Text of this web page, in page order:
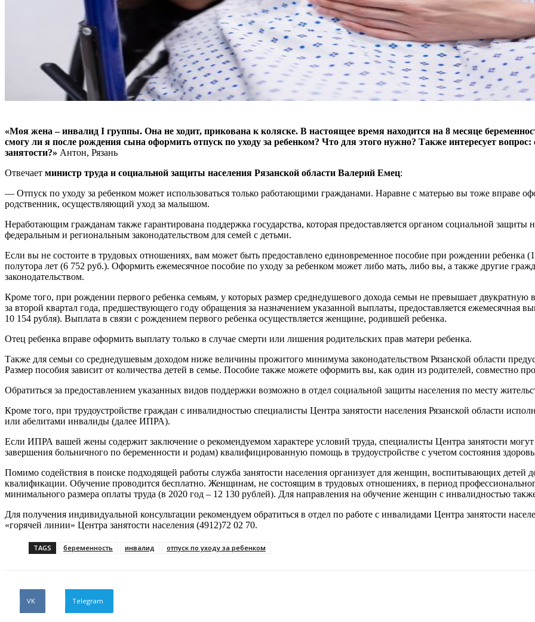
«Моя жена – инвалид I группы. Она не ходит, прикована к коляске. В настоящее время находится на 8 месяце
смогу ли я после рождения сына оформить отпуск по уходу за ребенком? Что для этого нужно? Также интересует
занятости?» Антон, Рязань
Отвечает министр труда и социальной защиты населения Рязанской области Валерий Емец:
— Отпуск по уходу за ребенком может использоваться только работающими гражданами. Наравне с матерью вы тоже вправе
родственник, осуществляющий уход за малышом.
Неработающим гражданам также гарантирована поддержка государства, которая предоставляется органом социальной
федеральным и региональным законодательством для семей с детьми.
Если вы не состоите в трудовых отношениях, вам может быть предоставлено единовременное пособие при рождении ребенка
полутора лет (6 752 руб.). Оформить ежемесячное пособие по уходу за ребенком может либо мать, либо вы, а также другие
законодательством.
Кроме того, при рождении первого ребенка семьям, у которых размер среднедушевого дохода семьи не превышает
за второй квартал года, предшествующего году обращения за назначением указанной выплаты, предоставляется ежемесячная
10 154 рубля). Выплата в связи с рождением первого ребенка осуществляется женщине, родившей ребенка.
Отец ребенка вправе оформить выплату только в случае смерти или лишения родительских прав матери ребенка.
Также для семьи со среднедушевым доходом ниже величины прожитого минимума законодательством Рязанской области
Размер пособия зависит от количества детей в семье. Пособие также можете оформить вы, как один из родителей, совместно
Обратиться за предоставлением указанных видов поддержки возможно в отдел социальной защиты населения по месту
Кроме того, при трудоустройстве граждан с инвалидностью специалисты Центра занятости населения Рязанской области
или абелитами инвалиды (далее ИПРА).
Если ИПРА вашей жены содержит заключение о рекомендуемом характере условий труда, специалисты Центра занятости могут
завершения больничного по беременности и родам) квалифицированную помощь в трудоустройстве с учетом состояния
Помимо содействия в поиске подходящей работы служба занятости населения организует для женщин, воспитывающих детей
квалификации. Обучение проводится бесплатно. Женщинам, не состоящим в трудовых отношениях, в период
минимального размера оплаты труда (в 2020 год – 12 130 рублей). Для направления на обучение женщин с инвалидностью
Для получения индивидуальной консультации рекомендуем обратиться в отдел по работе с инвалидами Центра занятости
«горячей линии» Центра занятости населения (4912)72 02 70.
TAGS беременность инвалид отпуск по уходу за ребенком
VK Telegram